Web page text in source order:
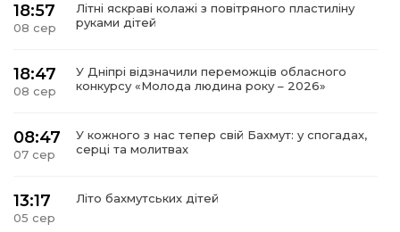
18:57
08 сер
Літні яскраві колажі з повітряного пластиліну
руками дітей
18:47
08 сер
У Дніпрі відзначили переможців обласного
конкурсу «Молода людина року – 2026»
08:47
07 сер
У кожного з нас тепер свій Бахмут: у спогадах,
серці та молитвах
13:17
05 сер
Літо бахмутських дітей